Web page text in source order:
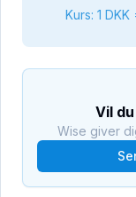
Kurs: 1 DKK
Vil
Wise giver